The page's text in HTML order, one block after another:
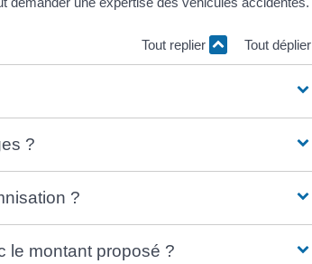
Tout replier Tout déplier
?
?
le montant proposé ?